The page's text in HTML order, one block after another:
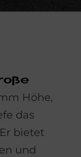
Höhe,
das
bietet
und